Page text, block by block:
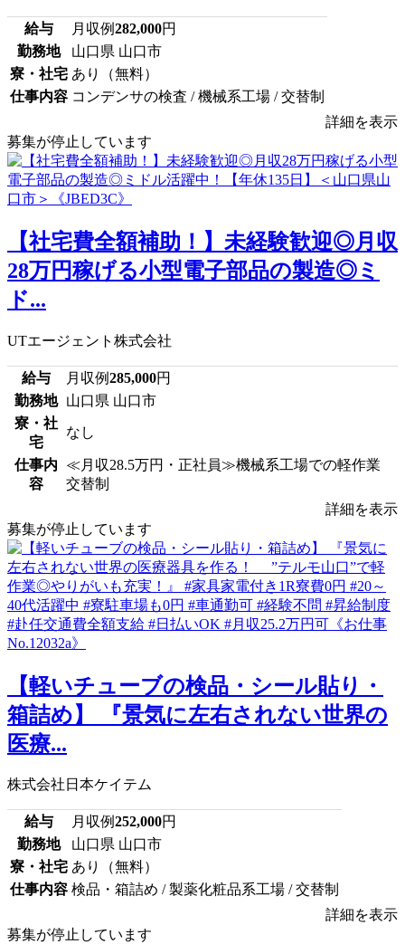
給与 月収例282,000円
勤務地
山口県 山口市
寮・社宅 あり（無料）
仕事内容 コンデンサの検査 / 機械系工場 / 交替制
詳細を表示
募集が停止しています
【社宅費全額補助！】未経験歓迎◎月収
28万円稼げる小型電子部品の製造◎ミ
ド...
UTエージェント株式会社
給与 月収例285,000円
勤務地 山口県 山口市
寮・社
宅
なし
仕事内
容
≪月収28.5万円・正社員≫機械系工場での軽作業
交替制
詳細を表示
募集が停止しています
【軽いチューブの検品・シール貼り・
箱詰め】 『景気に左右されない世界の
医療...
株式会社日本ケイテム
給与 月収例252,000円
勤務地
山口県 山口市
寮・社宅 あり（無料）
仕事内容 検品・箱詰め / 製薬化粧品系工場 / 交替制
詳細を表示
募集が停止しています